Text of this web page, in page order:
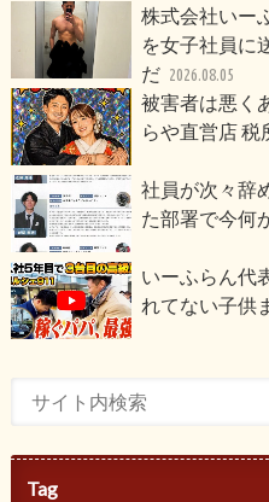
株式会社いー
を女子社員に
だ 2026.08.05
被害者は悪く
らや直営店 税
社員が次々辞
た部署で今何
いーふらん代
れてない子供
Tag